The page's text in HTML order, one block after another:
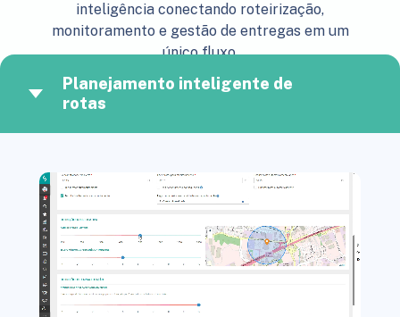
inteligência conectando roteirização,
monitoramento e gestão de entregas em um
único fluxo.
Planejamento inteligente de
rotas